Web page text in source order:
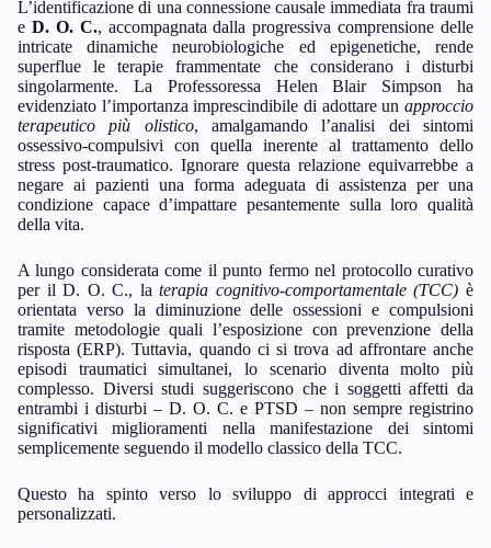
L’identificazione di una connessione causale immediata fra traumi
e D. O. C., accompagnata dalla progressiva comprensione delle
intricate dinamiche neurobiologiche ed epigenetiche, rende
superflue le terapie frammentate che considerano i disturbi
singolarmente. La Professoressa Helen Blair Simpson ha
evidenziato l’importanza imprescindibile di adottare un approccio
terapeutico più olistico, amalgamando l’analisi dei sintomi
ossessivo-compulsivi con quella inerente al trattamento dello
stress post-traumatico. Ignorare questa relazione equivarrebbe a
negare ai pazienti una forma adeguata di assistenza per una
condizione capace d’impattare pesantemente sulla loro qualità
della vita.
A lungo considerata come il punto fermo nel protocollo curativo
per il D. O. C., laterapia cognitivo-comportamentale (TCC) è
orientata verso la diminuzione delle ossessioni e compulsioni
tramite metodologie quali l’esposizione con prevenzione della
risposta (ERP). Tuttavia, quando ci si trova ad affrontare anche
episodi traumatici simultanei, lo scenario diventa molto più
complesso. Diversi studi suggeriscono che i soggetti affetti da
entrambi i disturbi – D. O. C. e PTSD – non sempre registrino
significativi miglioramenti nella manifestazione dei sintomi
semplicemente seguendo il modello classico della TCC.
Questo ha spinto verso lo sviluppo di approcci integrati e
personalizzati.